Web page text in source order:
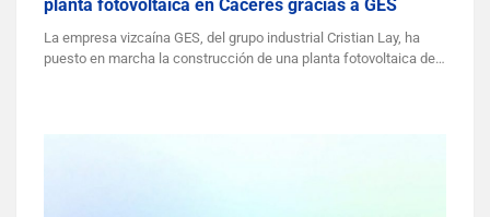
planta fotovoltaica en Cáceres gracias a GES
La empresa vizcaína GES, del grupo industrial Cristian Lay, ha
puesto en marcha la construcción de una planta fotovoltaica de…